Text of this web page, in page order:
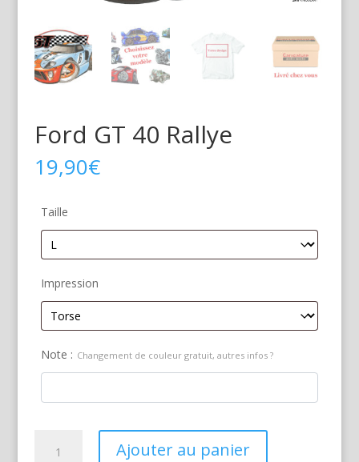
Ford GT 40 Rallye
19,90€
Taille
Impression
Note : Changement de couleur gratuit, autres infos ?
Ajouter au panier